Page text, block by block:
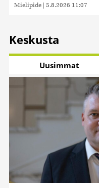
Mielipide | 5.8.2026 11:07
Keskusta
Uusimmat